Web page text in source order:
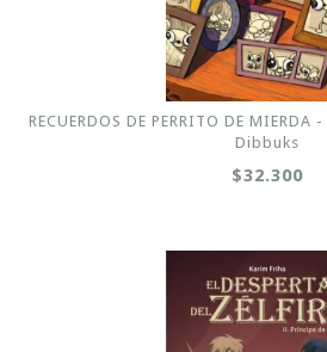
RECUERDOS DE PERRITO DE
Dibbuks
$32.300